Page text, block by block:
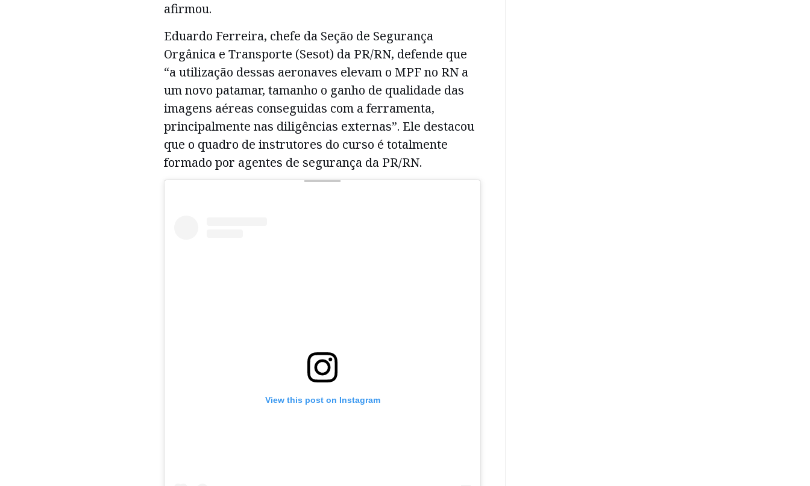
afirmou.
Eduardo Ferreira, chefe da Seção de Segurança
Orgânica e Transporte (Sesot) da PR/RN, defende que
“a utilização dessas aeronaves elevam o MPF no RN a
um novo patamar, tamanho o ganho de qualidade das
imagens aéreas conseguidas com a ferramenta,
principalmente nas diligências externas”. Ele destacou
que o quadro de instrutores do curso é totalmente
formado por agentes de segurança da PR/RN.
View this post on Instagram